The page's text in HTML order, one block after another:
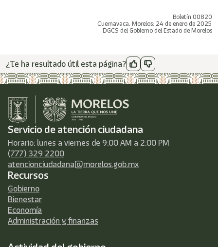
Boletín 00820
Cuernavaca, Morelos; 24 de enero de 2025
DGCS del Gobierno del Estado de Morelos
¿Te ha resultado útil esta página?
Servicio de atención ciudadana
Horario: lunes a viernes de 9:00 AM a 2:00 PM
(777) 329 2200
atencionciudadana@morelos.gob.mx
Recursos
Gobierno
Bienestar
Economía
Administración y finanzas